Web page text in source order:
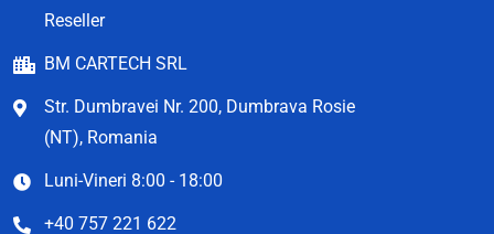
Reseller
BM CARTECH SRL
Str. Dumbravei Nr. 200, Dumbrava Rosie
(NT), Romania
Luni-Vineri 8:00 - 18:00
+40 757 221 622